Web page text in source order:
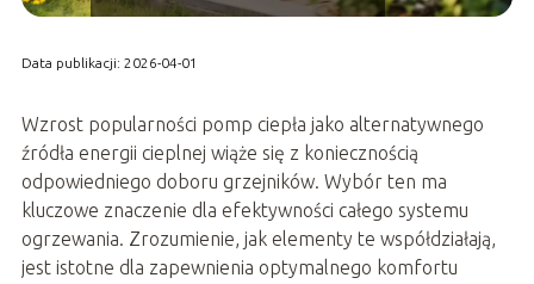
Data publikacji: 2026-04-01
Wzrost popularności pomp ciepła jako alternatywnego
źródła energii cieplnej wiąże się z koniecznością
odpowiedniego doboru grzejników. Wybór ten ma
kluczowe znaczenie dla efektywności całego systemu
ogrzewania. Zrozumienie, jak elementy te współdziałają,
jest istotne dla zapewnienia optymalnego komfortu